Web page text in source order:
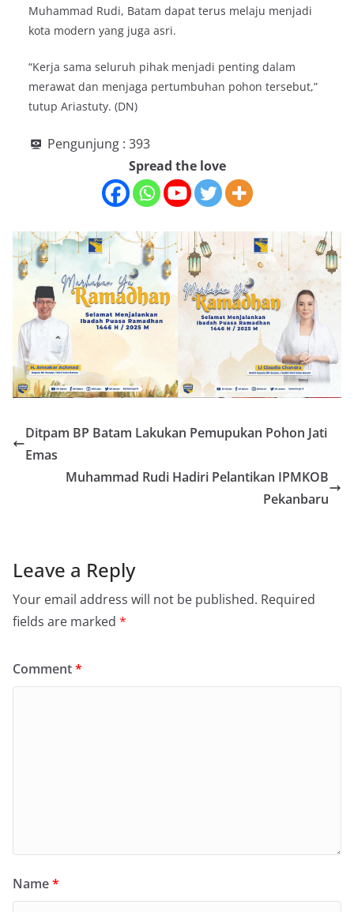
Muhammad Rudi, Batam dapat terus melaju menjadi
kota modern yang juga asri.
“Kerja sama seluruh pihak menjadi penting dalam
merawat dan menjaga pertumbuhan pohon tersebut,”
tutup Ariastuty. (DN)
Pengunjung : 393
Spread the love
Ditpam BP Batam Lakukan Pemupukan Pohon Jati
Emas
Muhammad Rudi Hadiri Pelantikan IPMKOB
Pekanbaru
Leave a Reply
Your email address will not be published. Required
fields are marked *
Comment*
Name*